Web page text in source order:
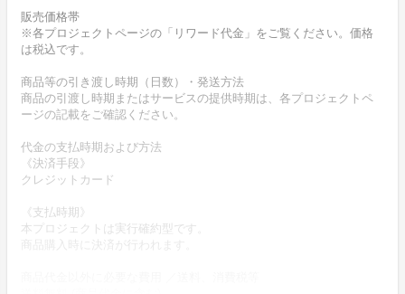
販売価格帯
※各プロジェクトページの「リワード代金」をご覧ください。価格
は税込です。
商品等の引き渡し時期（日数）・発送方法
商品の引渡し時期またはサービスの提供時期は、各プロジェクトペ
ージの記載をご確認ください。
代金の支払時期および方法
《決済手段》
クレジットカード
《支払時期》
本プロジェクトは実行確約型です。
商品購入時に決済が行われます。